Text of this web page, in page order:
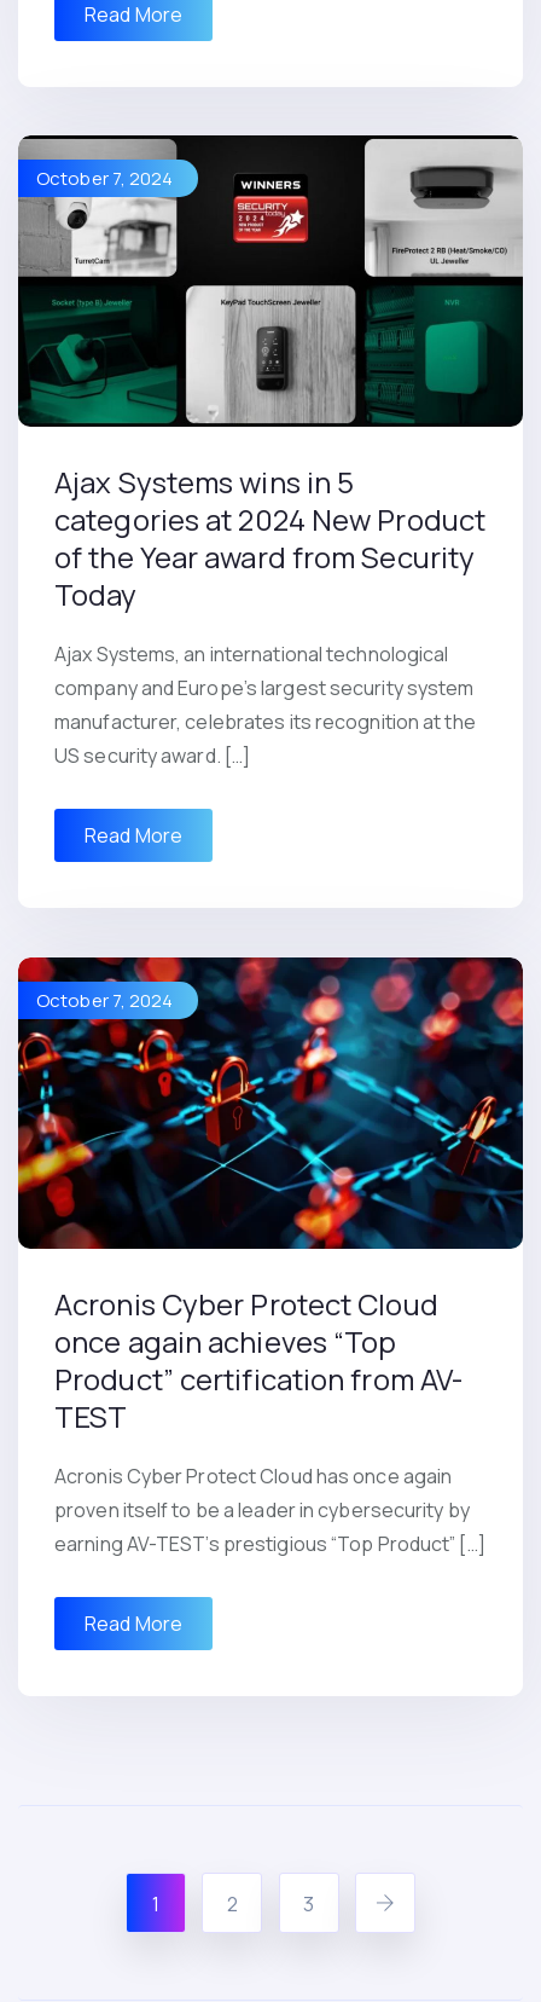
Read More
October 7, 2024
Ajax Systems wins in 5
categories at 2024 New Product
of the Year award from Security
Today
Ajax Systems, an international technological
company and Europe’s largest security system
manufacturer, celebrates its recognition at the
US security award. […]
Read More
October 7, 2024
Acronis Cyber Protect Cloud
once again achieves “Top
Product” certification from AV-
TEST
Acronis Cyber Protect Cloud has once again
proven itself to be a leader in cybersecurity by
earning AV-TEST’s prestigious “Top Product” […]
Read More
1 2 3